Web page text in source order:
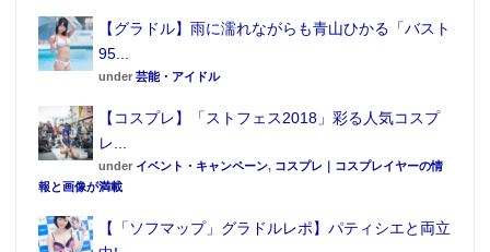
タイトル： IdentityⅤ第五人格
ジャンル： 非対称対戦型マルチプレイ
ゲーム
配信プラットフォーム： DMM GAMES
【グラドル】雨に濡れながらも青山ひかる「バスト
95...
under 芸能・アイドル
【コスプレ】「ストフェス2018」彩る人気コスプ
レ...
under イベント・キャンペーン, コスプレ｜コスプレイヤーの情
報と画像が満載
【「ソフマップ」グラドルレポ】パティシエと両立